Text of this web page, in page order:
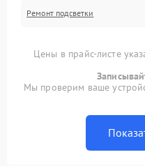
Ремонт подсветки
Цены в прайс-листе
Мы проверим ваше